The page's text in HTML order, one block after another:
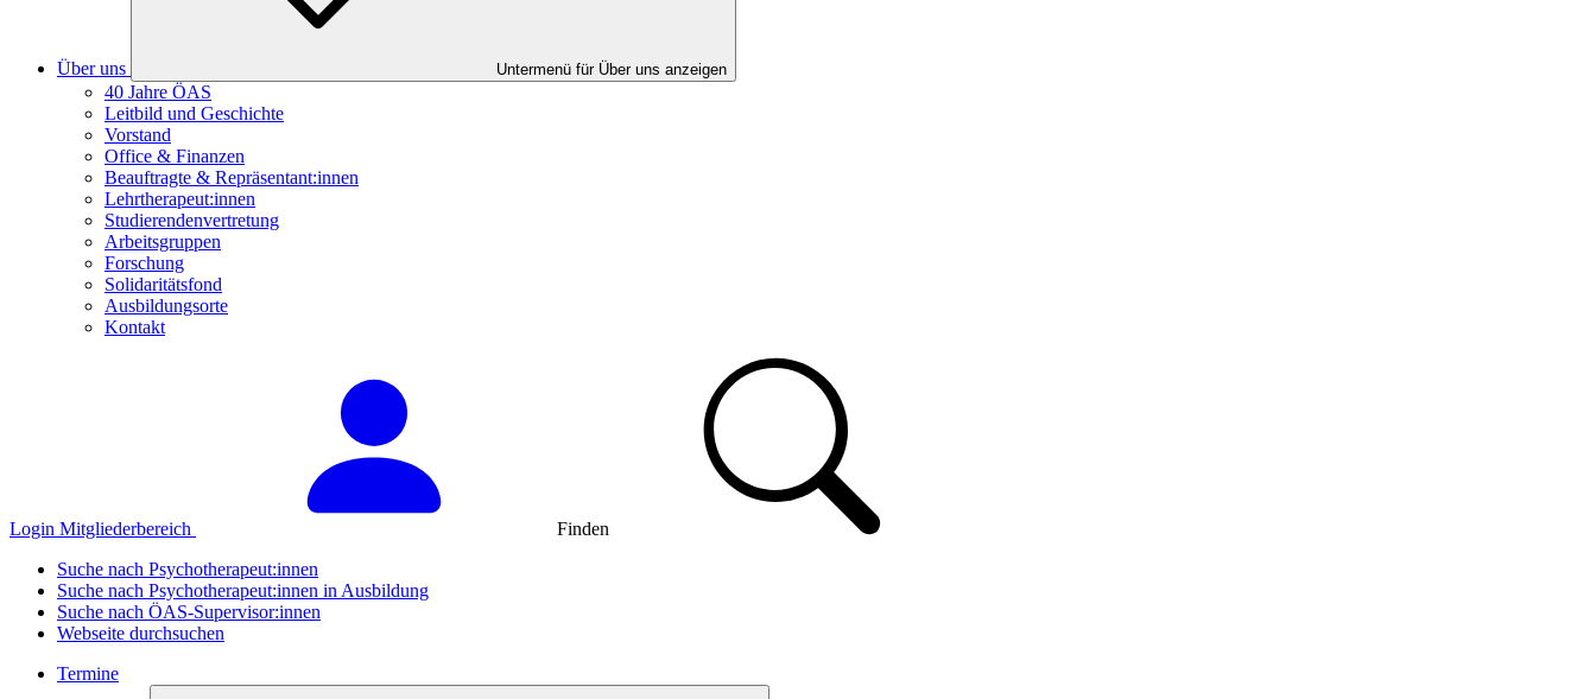
Über uns Untermenü für Über uns anzeigen
40 Jahre ÖAS
Leitbild und Geschichte
Vorstand
Office & Finanzen
Beauftragte & Repräsentant:innen
Lehrtherapeut:innen
Studierendenvertretung
Arbeitsgruppen
Forschung
Solidaritätsfond
Ausbildungsorte
Kontakt
Login Mitgliederbereich
Finden
Suche nach Psychotherapeut:innen
Suche nach Psychotherapeut:innen in Ausbildung
Suche nach ÖAS-Supervisor:innen
Webseite durchsuchen
Termine